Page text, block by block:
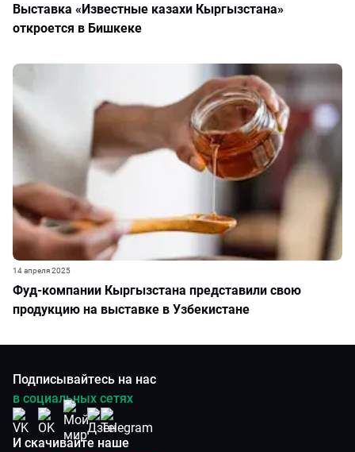
Выставка «Известные казахи Кыргызстана»
откроется в Бишкеке
Фуд-компании Кыргызстана представили свою
продукцию на выставке в Узбекистане
14 апреля 2025
Подписывайтесь на нас
в социальных сетях
И скачивайте наше